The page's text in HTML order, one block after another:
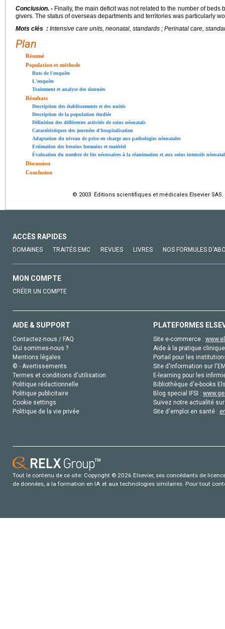
Conclusion. - Finally, the main deficit was not related to the number of beds
givers. The status of overseas departments and territories was particularly
Mots clés : Intensive care units, neonatal, standards ; Perinatal care,
Plan
Résumé
Population et méthode
Buts de l'enquête
L'enquête
Traitement et analyse des données
Résultats
Description des établissements et des unités
Description de la population étudiée
Définition des différentes activités de soins néonatals
Caractéristiques des journées d'hospitalisation
Adaptation du niveau de prise en charge aux pathologies néonatales
Estimation des besoins humains et matériel
Évaluation du nombre de lits nécessaires à la réanimation et aux soins intensifs
Discussion
Conclusion
© 2003 Éditions scientifiques et médicales Elsevier SAS.
ACCÈS RAPIDES
DOMAINES TRAITÉS EMC REVUES LIVRES NOS FORMULES
MON COMPTE
CRÉER UN COMPTE
AIDE & SUPPORT
Contactez-nous / FAQ
Qui sommes-nous ?
Mentions légales
© - Avertissements
Termes et conditions d'utilisation
Politique rédactionnelle
Politique publicitaire
Cookie settings
Politique de la vie privée
PLATEFORMES
Site e-commerce :
Aide à la pratique
Portail pour les
Site d'information sur
E-learning pour les
Bibliothèque d'e-books
Blog special IFSI :
Suivez notre actualité
Site d'emploi en santé :
Tout le contenu de ce site: Copyright © 2026 Elsevier, ses concédants de
de données, a la formation en IA et aux technologies similaires. Pour tout